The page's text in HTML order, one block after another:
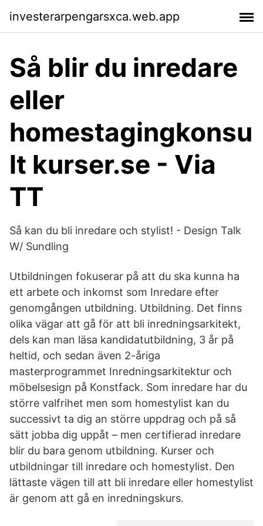
investerarpengarsxca.web.app
Så blir du inredare
eller
homestagingkonsu
lt kurser.se - Via
TT
Så kan du bli inredare och stylist! - Design Talk
W/ Sundling
Utbildningen fokuserar på att du ska kunna ha
ett arbete och inkomst som Inredare efter
genomgången utbildning. Utbildning. Det finns
olika vägar att gå för att bli inredningsarkitekt,
dels kan man läsa kandidatutbildning, 3 år på
heltid, och sedan även 2-åriga
masterprogrammet Inredningsarkitektur och
möbelsesign på Konstfack. Som inredare har du
större valfrihet men som homestylist kan du
successivt ta dig an större uppdrag och på så
sätt jobba dig uppåt – men certifierad inredare
blir du bara genom utbildning. Kurser och
utbildningar till inredare och homestylist. Den
lättaste vägen till att bli inredare eller homestylist
är genom att gå en inredningskurs.